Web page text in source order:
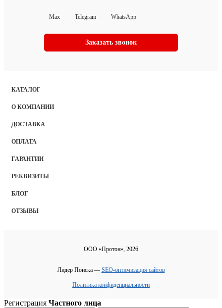
Max Telegram WhatsApp
Заказать звонок
КАТАЛОГ
О КОМПАНИИ
ДОСТАВКА
ОПЛАТА
ГАРАНТИИ
РЕКВИЗИТЫ
БЛОГ
ОТЗЫВЫ
ООО «Протон», 2026
Лидер Поиска — SEO-оптимизация сайтов
Политика конфиденциальности
Регистрация Частного лица